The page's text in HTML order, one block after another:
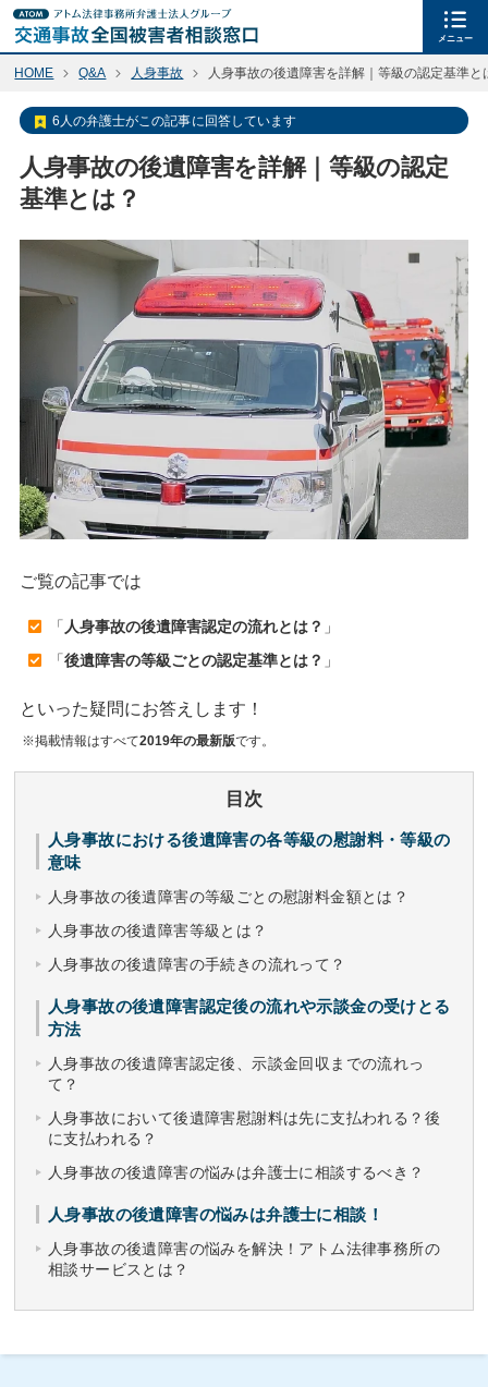
メニュー
HOME Q&A 人身事故 人身事故の後遺障害を詳解｜等級の認定基準と
6人の弁護士がこの記事に回答しています
人身事故の後遺障害を詳解｜等級の認定
基準とは？
ご覧の記事では
「 人身事故の後遺障害認定の流れとは？ 」
「後遺障害の等級ごとの認定基準とは？ 」
といった疑問にお答えします！
※掲載情報はすべて2019年の最新版です。
目次
人身事故における後遺障害の各等級の慰謝料・等級の
意味
人身事故の後遺障害の等級ごとの慰謝料金額とは？
人身事故の後遺障害等級とは？
人身事故の後遺障害の手続きの流れって？
人身事故の後遺障害認定後の流れや示談金の受けとる
方法
人身事故の後遺障害認定後、示談金回収までの流れっ
て？
人身事故において後遺障害慰謝料は先に支払われる？後
に支払われる？
人身事故の後遺障害の悩みは弁護士に相談するべき？
人身事故の後遺障害の悩みは弁護士に相談！
人身事故の後遺障害の悩みを解決！アトム法律事務所の
相談サービスとは？